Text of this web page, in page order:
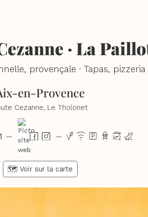
· La
provençale · Tapas, pizzeria
en-Provence
Cezanne, Le Tholonet
— — vxpbtc
🗺️ Voir sur la carte